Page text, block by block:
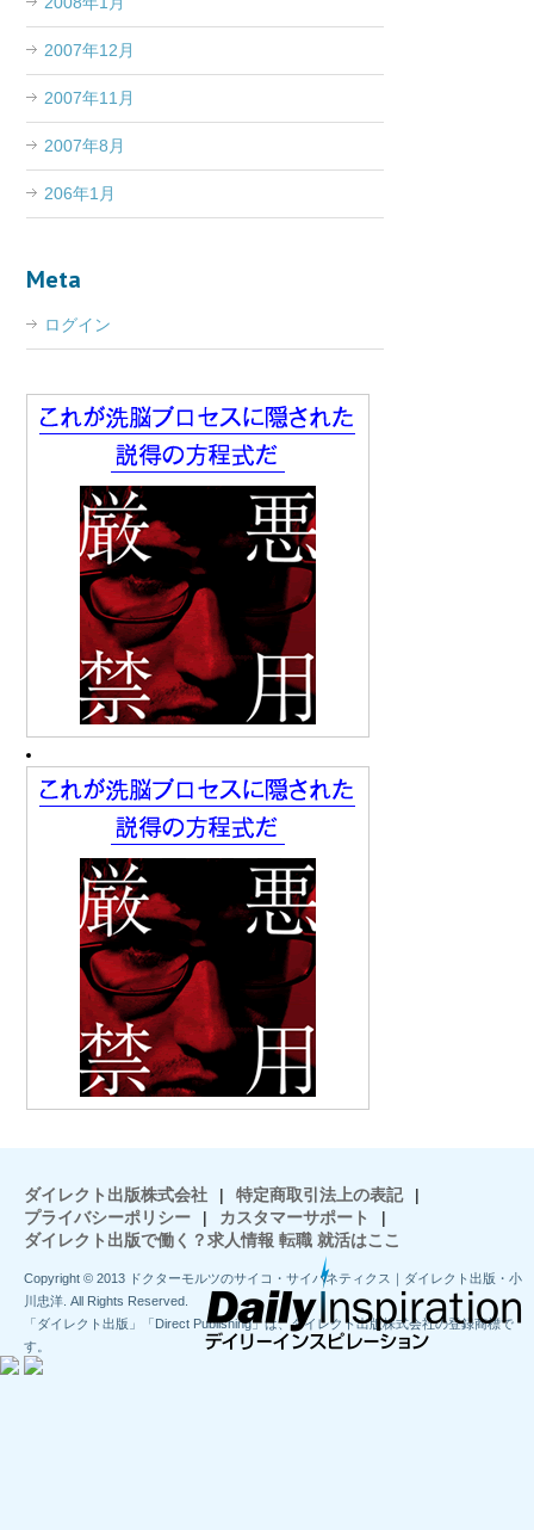
2007年12月
2007年11月
2007年8月
206年1月
Meta
ログイン
ダイレクト出版株式会社 | 特定商取引法上の表記
|
プライバシーポリシー
| カスタマーサポート
|
ダイレクト出版で働く？求人情報 転職 就活はここ
Copyright © 2013 ドクターモルツのサイコ・サイバネティクス｜ダイレクト出版・小
川忠洋. All Rights Reserved.
「ダイレクト出版」「Direct Publishing」は、ダイレクト出版株式会社の登録商標で
す。